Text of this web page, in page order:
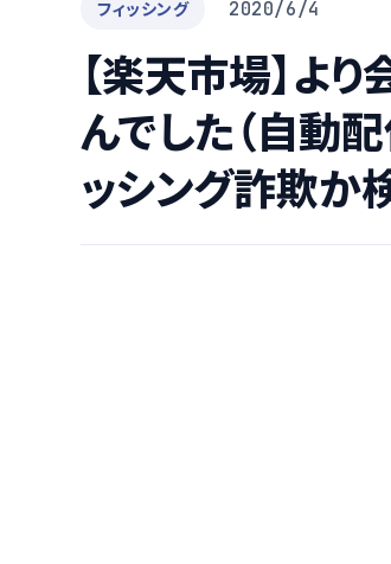
フィッシング 2020/6/4
【楽天市場】よ
んでした（自動
ッシング詐欺か